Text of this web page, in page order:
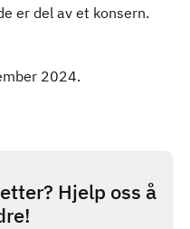
er del av et konsern.
2024.
Hjelp oss å